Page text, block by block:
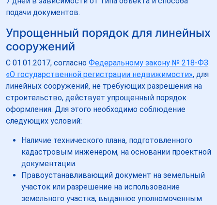
подачи документов.
Упрощенный порядок для линейных
сооружений
С 01.01.2017, согласно Федеральному закону № 218-ФЗ
«О государственной регистрации недвижимости», для
линейных сооружений, не требующих разрешения на
строительство, действует упрощенный порядок
оформления. Для этого необходимо соблюдение
следующих условий:
Наличие технического плана, подготовленного
кадастровым инженером, на основании проектной
документации.
Правоустанавливающий документ на земельный
участок или разрешение на использование
земельного участка, выданное уполномоченным